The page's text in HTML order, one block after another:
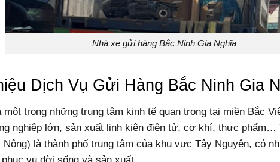
Nhà xe gửi hàng Bắc Ninh Gia Nghĩa
Dịch Vụ Gửi Hàng Bắc Ninh Gia
một trong những trung tâm kinh tế quan trọng tại miền Bắc
nghiệp lớn, sản xuất linh kiện điện tử, cơ khí, thực phẩm…
là thành phố trung tâm của khu vực Tây Nguyên, có